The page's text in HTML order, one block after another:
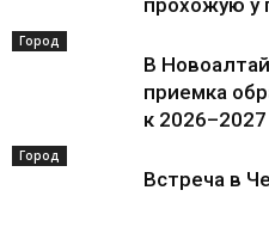
прохожую у
Город
В
приемка
к
Город
Встреча в